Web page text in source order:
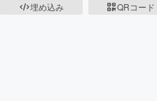
埋め込み
QRコード